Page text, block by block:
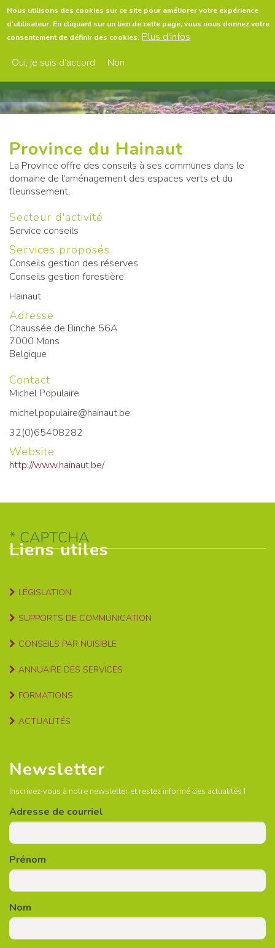
Nous utilisons des cookies sur ce site pour améliorer votre expérience
d'utilisateur. En cliquant sur un lien de cette page, vous nous donnez votre
consentement de définir des cookies. Plus d'infos
Oui, je suis d'accord
Non
Aller
au
contenu
Province du Hainaut
La Province offre des conseils à ses communes dans le
domaine de l'aménagement des espaces verts et du
fleurissement.
Secteur d'activité
Service conseils
Services proposés
Conseils gestion des réserves
Conseils gestion forestière
Hainaut
Adresse
Chaussée de Binche 56A
7000 Mons
Belgique
Contact
Michel Populaire
michel.populaire@hainaut.be
32(0)65408282
Website
http://www.hainaut.be/
Liens utiles
LÉGISLATION
SUPPORTS DE COMMUNICATION
CONSEILS PAR NUISIBLE
ANNUAIRE DES SERVICES
FORMATIONS
ACTUALITÉS
Newsletter
Inscrivez-vous à notre newsletter et restez informé des actualités !
Adresse de courriel
Prénom
Nom
CAPTCHA